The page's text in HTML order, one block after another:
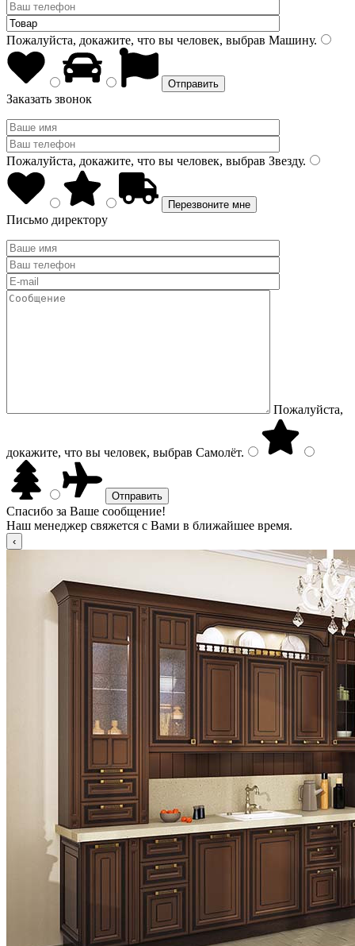
Пожалуйста, докажите, что вы человек, выбрав Машину.
Заказать звонок
Пожалуйста, докажите, что вы человек, выбрав Звезду.
Письмо директору
Пожалуйста,
докажите, что вы человек, выбрав Самолёт.
Спасибо за Ваше сообщение!
Наш менеджер свяжется с Вами в ближайшее время.